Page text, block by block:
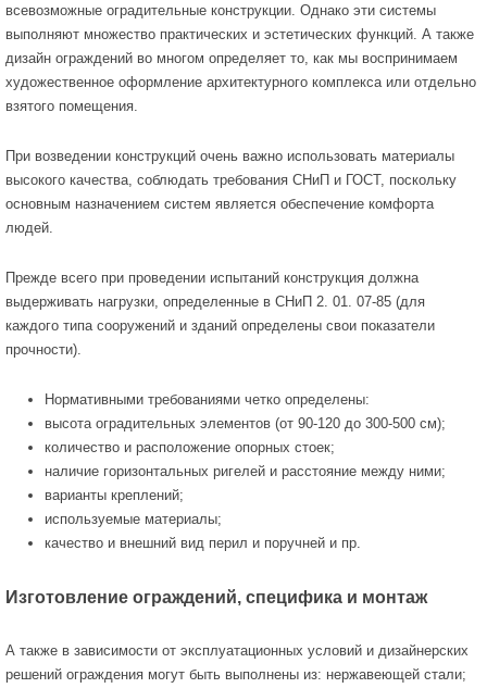
всевозможные оградительные конструкции. Однако эти системы
выполняют множество практических и эстетических функций. А также
дизайн ограждений во многом определяет то, как мы воспринимаем
художественное оформление архитектурного комплекса или отдельно
взятого помещения.
При возведении конструкций очень важно использовать материалы
высокого качества, соблюдать требования СНиП и ГОСТ, поскольку
основным назначением систем является обеспечение комфорта
людей.
Прежде всего при проведении испытаний конструкция должна
выдерживать нагрузки, определенные в СНиП 2. 01. 07-85 (для
каждого типа сооружений и зданий определены свои показатели
прочности).
Нормативными требованиями четко определены:
высота оградительных элементов (от 90-120 до 300-500 см);
количество и расположение опорных стоек;
наличие горизонтальных ригелей и расстояние между ними;
варианты креплений;
используемые материалы;
качество и внешний вид перил и поручней и пр.
Изготовление ограждений, специфика и монтаж
А также в зависимости от эксплуатационных условий и дизайнерских
решений ограждения могут быть выполнены из: нержавеющей стали;